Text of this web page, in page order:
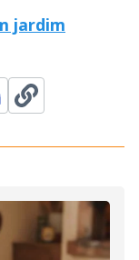
jardim